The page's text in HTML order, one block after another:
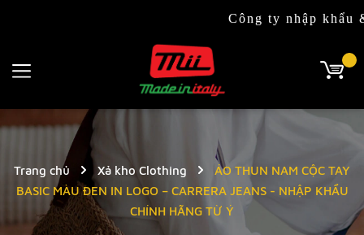
Công ty nhập khẩu &
Trang chủ Xả kho Clothing
ÁO THUN NAM CỘC TAY
BASIC MÀU ĐEN IN LOGO – CARRERA JEANS - NHẬP KHẨU
CHÍNH HÃNG TỪ Ý